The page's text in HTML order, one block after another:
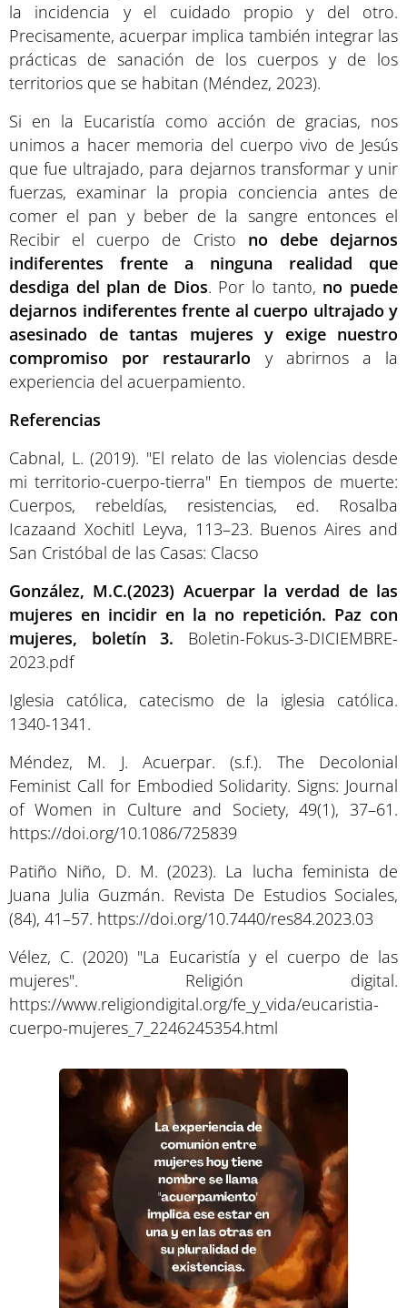
la incidencia y el cuidado propio y del otro.
Precisamente, acuerpar implica también integrar las
prácticas de sanación de los cuerpos y de los
territorios que se habitan (Méndez, 2023).
Si en la Eucaristía como acción de gracias, nos
unimos a hacer memoria del cuerpo vivo de Jesús
que fue ultrajado, para dejarnos transformar y unir
fuerzas, examinar la propia conciencia antes de
comer el pan y beber de la sangre entonces el
Recibir el cuerpo de Cristo no debe dejarnos
indiferentes frente a ninguna realidad que
desdiga del plan de Dios. Por lo tanto, no puede
dejarnos indiferentes frente al cuerpo ultrajado y
asesinado de tantas mujeres y exige nuestro
compromiso por restaurarlo y abrirnos a la
experiencia del acuerpamiento.
Referencias
Cabnal, L. (2019). "El relato de las violencias desde
mi territorio-cuerpo-tierra" En tiempos de muerte:
Cuerpos, rebeldías, resistencias, ed. Rosalba
Icazaand Xochitl Leyva, 113–23. Buenos Aires and
San Cristóbal de las Casas: Clacso
González, M.C.(2023) Acuerpar la verdad de las
mujeres en incidir en la no repetición. Paz con
mujeres, boletín 3. Boletin-Fokus-3-DICIEMBRE-
2023.pdf
Iglesia católica, catecismo de la iglesia católica.
1340-1341.
Méndez, M. J. Acuerpar. (s.f.). The Decolonial
Feminist Call for Embodied Solidarity. Signs: Journal
of Women in Culture and Society, 49(1), 37–61.
https://doi.org/10.1086/725839
Patiño Niño, D. M. (2023). La lucha feminista de
Juana Julia Guzmán. Revista De Estudios Sociales,
(84), 41–57. https://doi.org/10.7440/res84.2023.03
Vélez, C. (2020) "La Eucaristía y el cuerpo de las
mujeres". Religión digital.
https://www.religiondigital.org/fe_y_vida/eucaristia-
cuerpo-mujeres_7_2246245354.html